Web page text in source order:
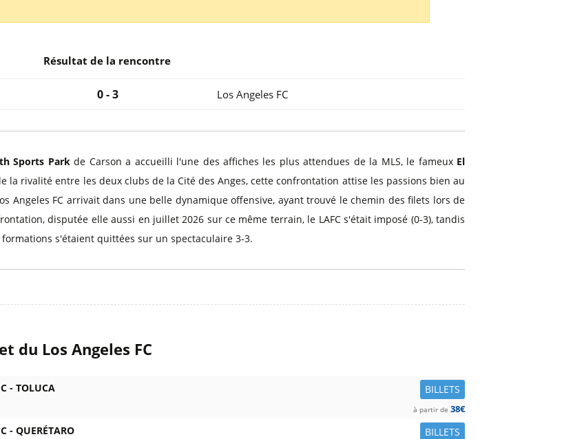
Euro 2028
Résultat de la rencontre
0 - 3 Los Angeles FC
Sports Parkde Carson a accueilli l'une des affiches les plus attendues de la MLS, le fameux El
la rivalité entre les deux clubs de la Cité des Anges, cette confrontation attise les passions bien au
Angeles FC arrivait dans une belle dynamique offensive, ayant trouvé le chemin des filets lors de
disputée elle aussi en juillet 2026 sur ce même terrain, le LAFC s'était imposé (0-3), tandis
s'étaient quittées sur un spectaculaire 3-3.
du Los Angeles FC
BILLETS
- TOLUCA
à partir de 38€
BILLETS
- QUERÉTARO